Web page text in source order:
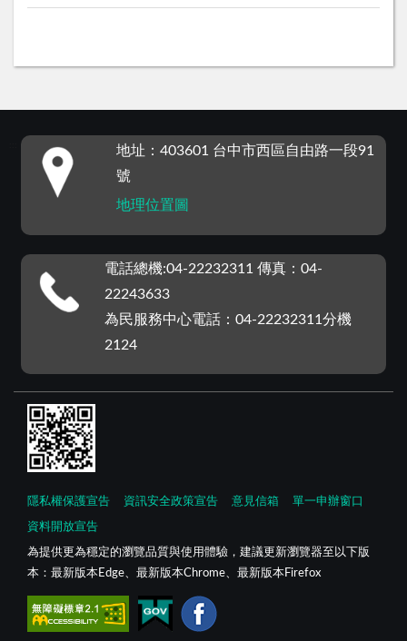
地址：403601 台中市西區自由路一段91
號
地理位置圖
電話總機:04-22232311 傳真：04-
22243633
為民服務中心電話：04-22232311分機
2124
隱私權保護宣告 資訊安全政策宣告 意見信箱 單一申辦窗口
資料開放宣告
為提供更為穩定的瀏覽品質與使用體驗，建議更新瀏覽器至以下版
本：最新版本Edge、最新版本Chrome、最新版本Firefox